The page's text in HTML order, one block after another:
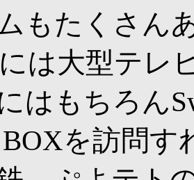
もたくさん
は大型テレ
はもちろん
を訪問す